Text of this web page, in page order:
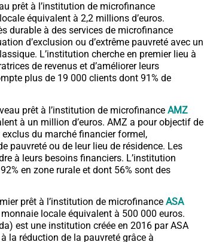
prêt à l’institution de microfinance
équivalent à 2,2 millions d’euros.
durable à des services de microfinance
d’exclusion ou d’extrême pauvreté avec un
L’institution cherche en premier lieu à
de revenus et d’améliorer leurs
plus de 19 000 clients dont 91% de
prêt à l’institution de microfinance AMZ
à un million d’euros. AMZ a pour objectif de
du marché financier formel,
pauvreté ou de leur lieu de résidence. Les
à leurs besoins financiers. L’institution
en zone rurale et dont 56% sont des
prêt à l’institution de microfinance ASA
locale équivalent à 500 000 euros.
est une institution créée en 2016 par ASA
la réduction de la pauvreté grâce à